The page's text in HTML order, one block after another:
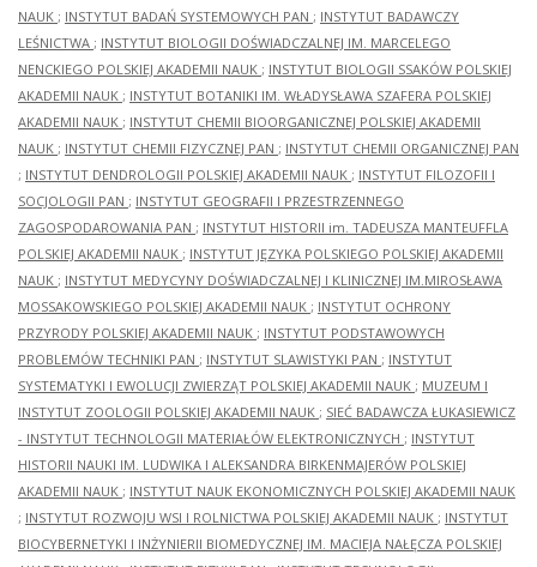
NAUK ; INSTYTUT BADAŃ SYSTEMOWYCH PAN ; INSTYTUT BADAWCZY
LEŚNICTWA ; INSTYTUT BIOLOGII DOŚWIADCZALNEJ IM. MARCELEGO
NENCKIEGO POLSKIEJ AKADEMII NAUK ; INSTYTUT BIOLOGII SSAKÓW POLSKIEJ
AKADEMII NAUK ; INSTYTUT BOTANIKI IM. WŁADYSŁAWA SZAFERA POLSKIEJ
AKADEMII NAUK ; INSTYTUT CHEMII BIOORGANICZNEJ POLSKIEJ AKADEMII
NAUK ; INSTYTUT CHEMII FIZYCZNEJ PAN ; INSTYTUT CHEMII ORGANICZNEJ PAN
; INSTYTUT DENDROLOGII POLSKIEJ AKADEMII NAUK ; INSTYTUT FILOZOFII I
SOCJOLOGII PAN ; INSTYTUT GEOGRAFII I PRZESTRZENNEGO
ZAGOSPODAROWANIA PAN ; INSTYTUT HISTORII im. TADEUSZA MANTEUFFLA
POLSKIEJ AKADEMII NAUK ; INSTYTUT JĘZYKA POLSKIEGO POLSKIEJ AKADEMII
NAUK ; INSTYTUT MEDYCYNY DOŚWIADCZALNEJ I KLINICZNEJ IM.MIROSŁAWA
MOSSAKOWSKIEGO POLSKIEJ AKADEMII NAUK ; INSTYTUT OCHRONY
PRZYRODY POLSKIEJ AKADEMII NAUK ; INSTYTUT PODSTAWOWYCH
PROBLEMÓW TECHNIKI PAN ; INSTYTUT SLAWISTYKI PAN ; INSTYTUT
SYSTEMATYKI I EWOLUCJI ZWIERZĄT POLSKIEJ AKADEMII NAUK ; MUZEUM I
INSTYTUT ZOOLOGII POLSKIEJ AKADEMII NAUK ; SIEĆ BADAWCZA ŁUKASIEWICZ
- INSTYTUT TECHNOLOGII MATERIAŁÓW ELEKTRONICZNYCH ; INSTYTUT
HISTORII NAUKI IM. LUDWIKA I ALEKSANDRA BIRKENMAJERÓW POLSKIEJ
AKADEMII NAUK ; INSTYTUT NAUK EKONOMICZNYCH POLSKIEJ AKADEMII NAUK
; INSTYTUT ROZWOJU WSI I ROLNICTWA POLSKIEJ AKADEMII NAUK ; INSTYTUT
BIOCYBERNETYKI I INŻYNIERII BIOMEDYCZNEJ IM. MACIEJA NAŁĘCZA POLSKIEJ